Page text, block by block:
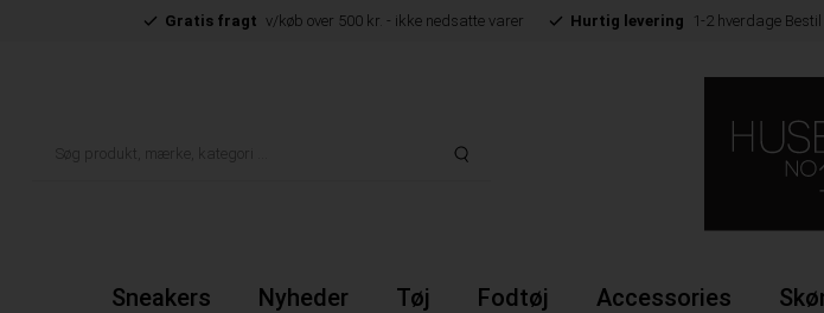
Gratis fragt v/køb over 500 kr. - ikke nedsatte varer Hurtig levering 1-2 hverdage
Sneakers Nyheder Tøj Fodtøj Accessories